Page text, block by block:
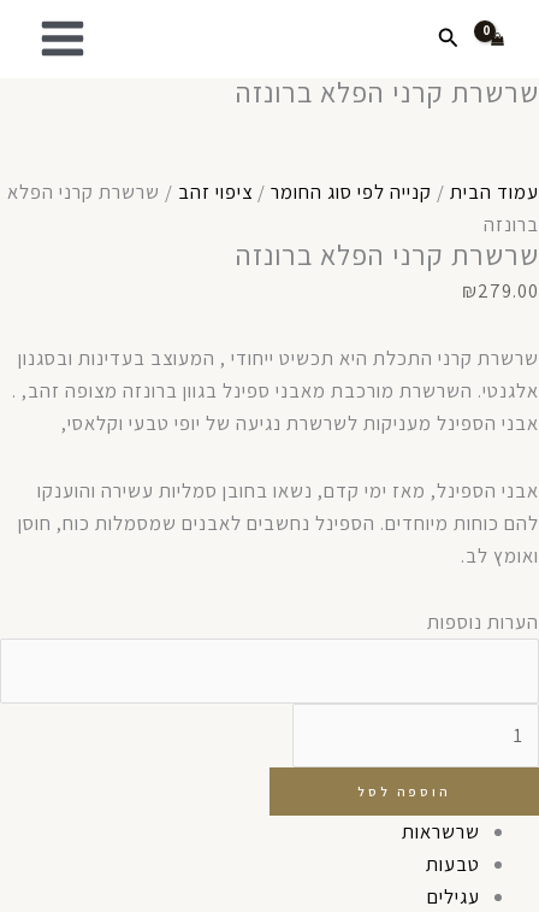
לתוכן
חיפוש
שרשרת קרני הפלא ברונזה
עמוד הבית / קנייה לפי סוג החומר / ציפוי זהב / שרשרת קרני הפלא
ברונזה
שרשרת קרני הפלא ברונזה
₪279.00
שרשרת קרני התכלת היא תכשיט ייחודי , המעוצב בעדינות ובסגנון
אלגנטי. השרשרת מורכבת מאבני ספינל בגוון ברונזה מצופה זהב, .
אבני הספינל מעניקות לשרשרת נגיעה של יופי טבעי וקלאסי,
אבני הספינל, מאז ימי קדם, נשאו בחובן סמליות עשירה והוענקו
להם כוחות מיוחדים. הספינל נחשבים לאבנים שמסמלות כוח, חוסן
ואומץ לב.
הערות נוספות
הוספה לסל
שרשראות
טבעות
עגילים